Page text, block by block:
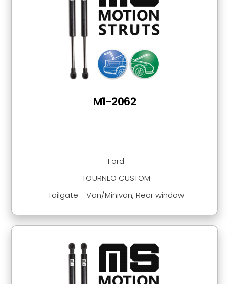
Ford
TOURNEO CUSTOM
Tailgate - Van/Minivan, Rear window
M1-2062